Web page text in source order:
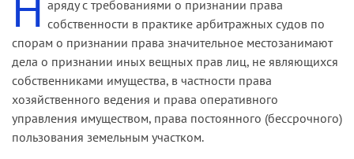
удовлетворению не подлежит(
дела № А56-
5700/02 и № А56-30812/02).
прав на недвижимое имущество и сделок с ним.
В силу статьи 2 Федерального закона «О
государственной регистрации прав на
недвижимое имущество и сделок с ним»
государственная регистрация является
единственным доказательством существования
зарегистрированного права и представляет
262 ГПК РФ к делам, рассматриваемым судом
общей юрисдикции в порядке особого
производства, относятся дела о признании
движимой вещи бесхозяйной и признании
права муниципальной собственности на
бесхозяйную недвижимую вещь. В арбитражном
процессуальном законодательстве такая
категория дел отсутствует.
аряду с требованиями о признании права
собственности в практике арбитражных судов по
спорам о признании права значительное местозанимают
дела о признании иных вещных прав лиц, не являющихся
собственниками имущества, в частности права
хозяйственного ведения и права оперативного
управления имуществом, права постоянного (бессрочного)
пользования земельным участком.